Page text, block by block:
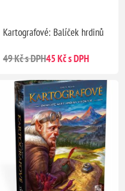
Kartografové: Balíček hrdinů
49 Kč s DPH45 Kč s DPH